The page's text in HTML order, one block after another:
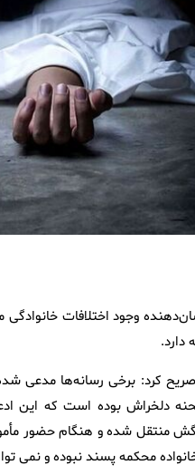
وجود اختلافات خانوادگی
کرد: برخی رسانه‌ها مدعی
دلخراش بوده است که این
منتقل شده و هنگام حضور
محکمه پسند نبوده و نمی